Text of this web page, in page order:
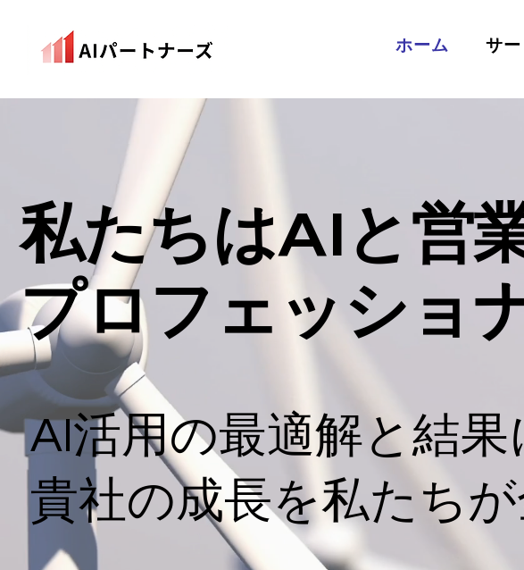
ホーム サー
私たちはAIと営
プロフェッショ
AI活用の最適解と結
貴社の成長を私たち